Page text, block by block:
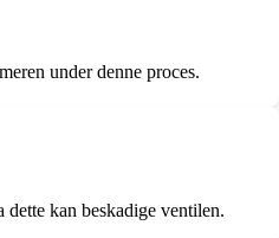
under denne proces.
kan beskadige ventilen.